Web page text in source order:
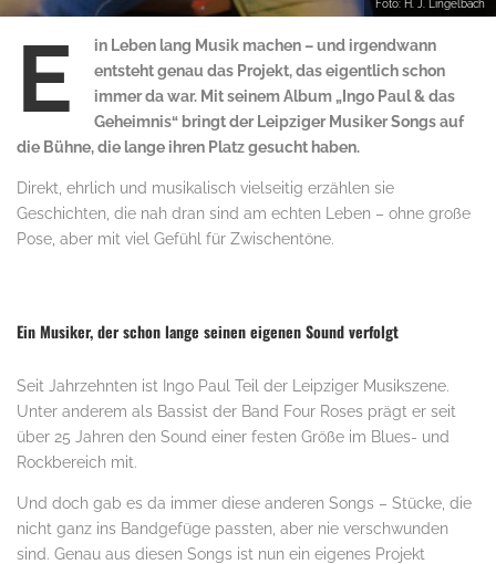
Foto: H. J. Lingelbach
E
in Leben lang Musik machen – und irgendwann
entsteht genau das Projekt, das eigentlich schon
immer da war. Mit seinem Album „Ingo Paul & das
Geheimnis“ bringt der Leipziger Musiker Songs auf
die Bühne, die lange ihren Platz gesucht haben.
Direkt, ehrlich und musikalisch vielseitig erzählen sie
Geschichten, die nah dran sind am echten Leben – ohne große
Pose, aber mit viel Gefühl für Zwischentöne.
Ein Musiker, der schon lange seinen eigenen Sound verfolgt
Seit Jahrzehnten ist Ingo Paul Teil der Leipziger Musikszene.
Unter anderem als Bassist der Band Four Roses prägt er seit
über 25 Jahren den Sound einer festen Größe im Blues- und
Rockbereich mit.
Und doch gab es da immer diese anderen Songs – Stücke, die
nicht ganz ins Bandgefüge passten, aber nie verschwunden
sind. Genau aus diesen Songs ist nun ein eigenes Projekt